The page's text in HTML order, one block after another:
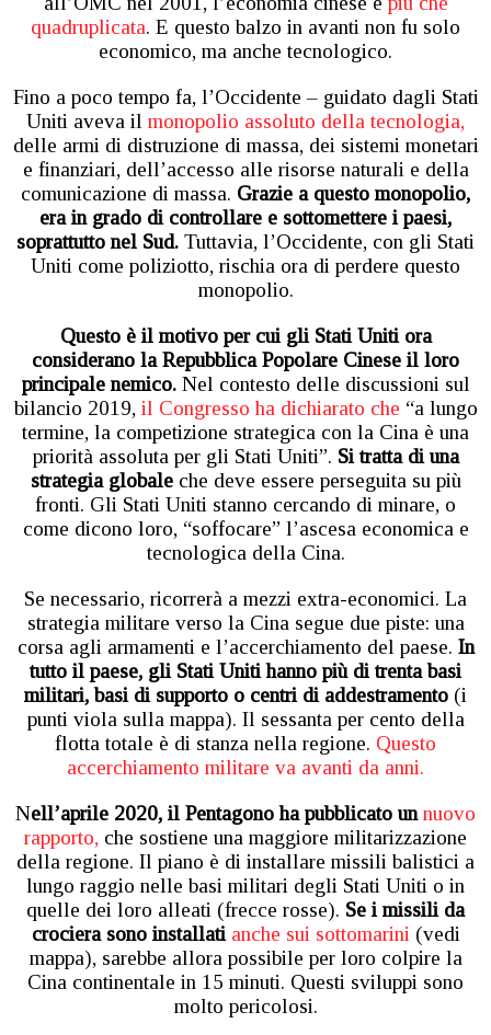
quadruplicata. E questo balzo in avanti non fu solo
economico, ma anche tecnologico.
Fino a poco tempo fa, l’Occidente – guidato dagli Stati
Uniti aveva il monopolio assoluto della tecnologia,
delle armi di distruzione di massa, dei sistemi monetari
e finanziari, dell’accesso alle risorse naturali e della
comunicazione di massa. Grazie a questo monopolio,
era in grado di controllare e sottomettere i paesi,
soprattutto nel Sud. Tuttavia, l’Occidente, con gli Stati
Uniti come poliziotto, rischia ora di perdere questo
monopolio.
Questo è il motivo per cui gli Stati Uniti ora
considerano la Repubblica Popolare Cinese il loro
principale nemico. Nel contesto delle discussioni sul
bilancio 2019, il Congresso ha dichiarato che “a lungo
termine, la competizione strategica con la Cina è una
priorità assoluta per gli Stati Uniti”. Si tratta di una
strategia globale che deve essere perseguita su più
fronti. Gli Stati Uniti stanno cercando di minare, o
come dicono loro, “soffocare” l’ascesa economica e
tecnologica della Cina.
Se necessario, ricorrerà a mezzi extra-economici. La
strategia militare verso la Cina segue due piste: una
corsa agli armamenti e l’accerchiamento del paese. In
tutto il paese, gli Stati Uniti hanno più di trenta basi
militari, basi di supporto o centri di addestramento (i
punti viola sulla mappa). Il sessanta per cento della
flotta totale è di stanza nella regione. Questo
accerchiamento militare va avanti da anni.
Nell’aprile 2020, il Pentagono ha pubblicato unnuovo
rapporto, che sostiene una maggiore militarizzazione
della regione. Il piano è di installare missili balistici a
lungo raggio nelle basi militari degli Stati Uniti o in
quelle dei loro alleati (frecce rosse). Se i missili da
crociera sono installati anche sui sottomarini (vedi
mappa), sarebbe allora possibile per loro colpire la
Cina continentale in 15 minuti. Questi sviluppi sono
molto pericolosi.